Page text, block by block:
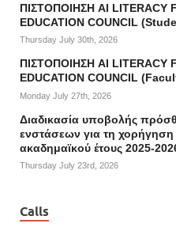
ΠΙΣΤΟΠΟΙΗΣΗ AI LITERACY
EDUCATION COUNCIL
Thursday July 30th, 2026
ΠΙΣΤΟΠΟΙΗΣΗ AI LITERACY
EDUCATION COUNCIL
Monday July 27th, 2026
Διαδικασία υποβολής
ενστάσεων για τη χορήγηση
ακαδημαϊκού έτους 2025-
Thursday July 23rd, 2026
Calls